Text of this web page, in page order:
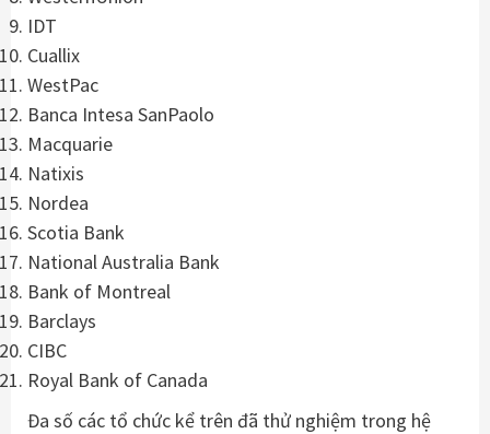
IDT
Cuallix
WestPac
Banca Intesa SanPaolo
Macquarie
Natixis
Nordea
Scotia Bank
National Australia Bank
Bank of Montreal
Barclays
CIBC
Royal Bank of Canada
Đa số các tổ chức kể trên đã thử nghiệm trong hệ